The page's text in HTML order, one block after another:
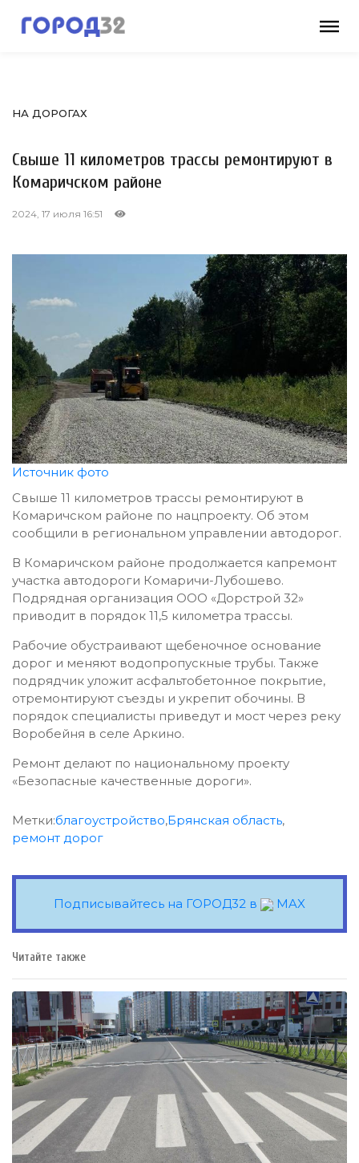
НА ДОРОГАХ
Свыше 11 километров трассы ремонтируют в
Комаричском районе
2024, 17 июля 16:51
Источник фото
Свыше 11 километров трассы ремонтируют в
Комаричском районе по нацпроекту. Об этом
сообщили в региональном управлении автодорог.
В Комаричском районе продолжается капремонт
участка автодороги Комаричи-Лубошево.
Подрядная организация ООО «Дорстрой 32»
приводит в порядок 11,5 километра трассы.
Рабочие обустраивают щебеночное основание
дорог и меняют водопропускные трубы. Также
подрядчик уложит асфальтобетонное покрытие,
отремонтируют съезды и укрепит обочины. В
порядок специалисты приведут и мост через реку
Воробейня в селе Аркино.
Ремонт делают по национальному проекту
«Безопасные качественные дороги».
Метки:благоустройство,Брянская область,
ремонт дорог
Подписывайтесь на ГОРОД32 в MAX
Читайте также